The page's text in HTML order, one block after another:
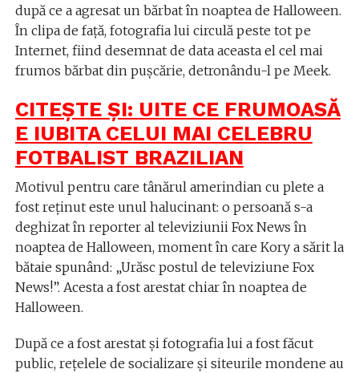
după ce a agresat un bărbat în noaptea de Halloween.
În clipa de față, fotografia lui circulă peste tot pe
Internet, fiind desemnat de data aceasta el cel mai
frumos bărbat din pușcărie, detronându-l pe Meek.
CITEȘTE ȘI: UITE CE FRUMOASĂ
E IUBITA CELUI MAI CELEBRU
FOTBALIST BRAZILIAN
Motivul pentru care tânărul amerindian cu plete a
fost reținut este unul halucinant: o persoană s-a
deghizat în reporter al televiziunii Fox News în
noaptea de Halloween, moment în care Kory a sărit la
bătaie spunând: „Urăsc postul de televiziune Fox
News!”. Acesta a fost arestat chiar în noaptea de
Halloween.
După ce a fost arestat și fotografia lui a fost făcut
public, rețelele de socializare și siteurile mondene au